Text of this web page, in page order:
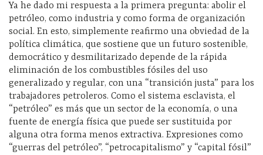
Ya he dado mi respuesta a la primera pregunta: abolir el
petróleo, como industria y como forma de organización
social. En esto, simplemente reafirmo una obviedad de la
política climática, que sostiene que un futuro sostenible,
democrático y desmilitarizado depende de la rápida
eliminación de los combustibles fósiles del uso
generalizado y regular, con una “transición justa” para los
trabajadores petroleros. Como el sistema esclavista, el
“petróleo” es más que un sector de la economía, o una
fuente de energía física que puede ser sustituida por
alguna otra forma menos extractiva. Expresiones como
“guerras del petróleo”, “petrocapitalismo” y “capital fósil”